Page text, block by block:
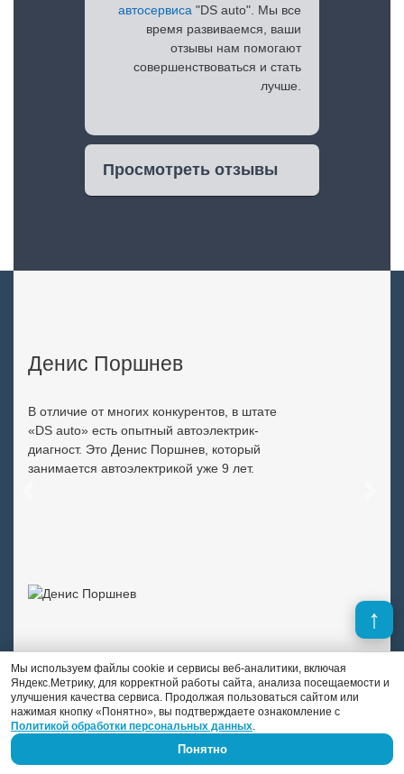
автосервиса "DS auto". Мы все
время развиваемся, ваши
отзывы нам помогают
совершенствоваться и стать
лучше.
Просмотреть отзывы
Денис Поршнев
В отличие от многих конкурентов, в штате
«DS auto» есть опытный автоэлектрик-
диагност. Это Денис Поршнев, который
занимается автоэлектрикой уже 9 лет.
Скидки и выгодные предложения
Мы используем файлы cookie и сервисы веб-аналитики, включая
Яндекс.Метрику, для корректной работы сайта, анализа посещаемости и
улучшения качества сервиса. Продолжая пользоваться сайтом или
нажимая кнопку «Понятно», вы подтверждаете ознакомление с
Политикой обработки персональных данных.
Понятно